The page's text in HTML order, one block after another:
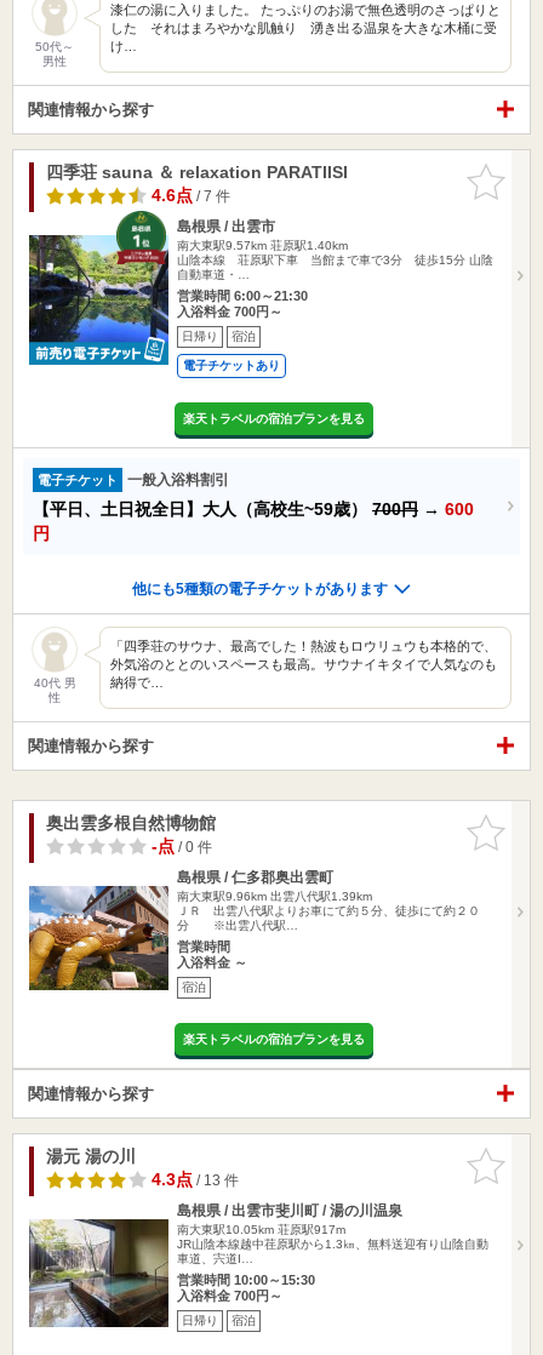
50代～
男性
漆仁の湯に入りました。 たっぷりのお湯で無色透明のさっぱりと
した それはまろやかな肌触り 湧き出る温泉を大きな木桶に受
け…
関連情報から探す
お気に入
りに追加
四季荘 sauna ＆ relaxation PARATIISI
4.6点/ 7 件
島根県 / 出雲市
南大東駅9.57km 荘原駅1.40km
山陰本線 荘原駅下車 当館まで車で3分 徒歩15分 山陰
自動車道・…
営業時間 6:00～21:30
入浴料金 700円～
日帰り 宿泊
電子チケットあり
楽天トラベルの宿泊プランを見る
電子チケット 一般入浴料割引
【平日、土日祝全日】大人（高校生~59歳） 700円 → 600
円
他にも5種類の電子チケットがあります
40代 男
性
「四季荘のサウナ、最高でした！熱波もロウリュウも本格的で、
外気浴のととのいスペースも最高。サウナイキタイで人気なのも
納得で…
関連情報から探す
お気に入
りに追加
奥出雲多根自然博物館
-点/ 0 件
島根県 / 仁多郡奥出雲町
南大東駅9.96km 出雲八代駅1.39km
ＪＲ 出雲八代駅よりお車にて約５分、徒歩にて約２０
分 ※出雲八代駅…
営業時間
入浴料金 ～
宿泊
楽天トラベルの宿泊プランを見る
関連情報から探す
お気に入
りに追加
湯元 湯の川
4.3点/ 13 件
島根県 / 出雲市斐川町 / 湯の川温泉
南大東駅10.05km 荘原駅917m
JR山陰本線越中荏原駅から1.3㎞、無料送迎有り山陰自動
車道、宍道I…
営業時間 10:00～15:30
入浴料金 700円～
日帰り 宿泊